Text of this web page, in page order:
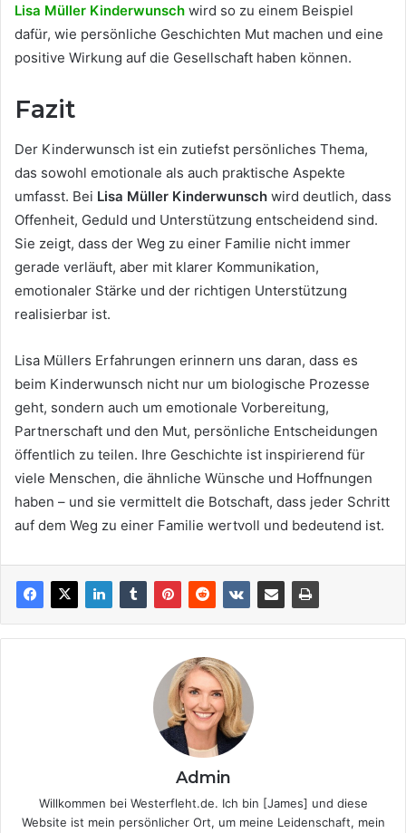
Lisa Müller Kinderwunsch wird so zu einem Beispiel
dafür, wie persönliche Geschichten Mut machen und eine
positive Wirkung auf die Gesellschaft haben können.
Fazit
Der Kinderwunsch ist ein zutiefst persönliches Thema,
das sowohl emotionale als auch praktische Aspekte
umfasst. Bei Lisa Müller Kinderwunsch wird deutlich, dass
Offenheit, Geduld und Unterstützung entscheidend sind.
Sie zeigt, dass der Weg zu einer Familie nicht immer
gerade verläuft, aber mit klarer Kommunikation,
emotionaler Stärke und der richtigen Unterstützung
realisierbar ist.
Lisa Müllers Erfahrungen erinnern uns daran, dass es
beim Kinderwunsch nicht nur um biologische Prozesse
geht, sondern auch um emotionale Vorbereitung,
Partnerschaft und den Mut, persönliche Entscheidungen
öffentlich zu teilen. Ihre Geschichte ist inspirierend für
viele Menschen, die ähnliche Wünsche und Hoffnungen
haben – und sie vermittelt die Botschaft, dass jeder Schritt
auf dem Weg zu einer Familie wertvoll und bedeutend ist.
Admin
Willkommen bei Westerfleht.de. Ich bin [James] und diese
Website ist mein persönlicher Ort, um meine Leidenschaft, mein